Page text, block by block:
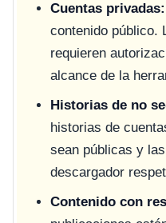
Cuentas privadas:
contenido público.
requieren
alcance de la
Historias de no
historias de
sean públicas y
descargador
Contenido con